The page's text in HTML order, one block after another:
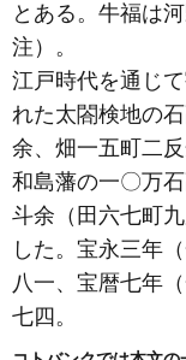
とある。牛福は
注） 。
江戸時代を通じ
れた太閤検地の
余、畑一五町二反
和島藩の一〇万
斗余 （田六七町
した。宝永三年
八一、宝暦七年
七四。